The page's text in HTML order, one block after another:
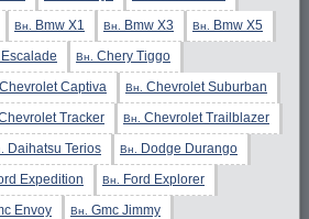
Вн. Bmw X1 Вн. Bmw X3 Вн. Bmw X5
Вн. Chery Tiggo
Chevrolet Captiva Вн. Chevrolet Suburban
Tracker Вн. Chevrolet Trailblazer
Daihatsu Terios Вн. Dodge Durango
Expedition Вн. Ford Explorer
Envoy Вн. Gmc Jimmy